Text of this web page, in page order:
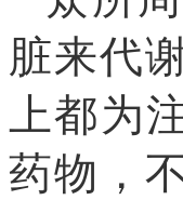
脏来代
上都为
药物，